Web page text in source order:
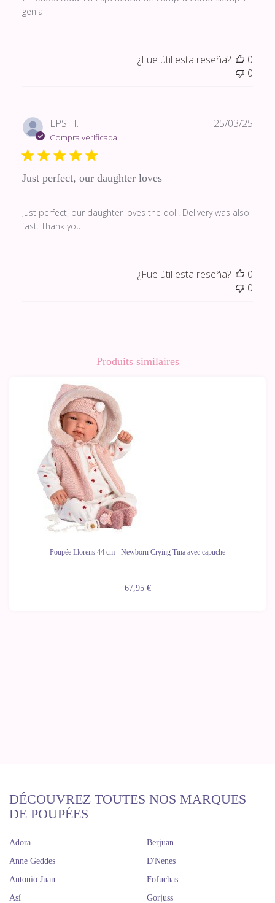
genial
¿Fue útil esta reseña?
0
0
EPS H.
Compra verificada
Just perfect, our daughter loves
Just perfect, our daughter loves the doll. Delivery was also
fast. Thank you.
25/03/25
¿Fue útil esta reseña?
0
0
Produits similaires
Poupée Llorens 44 cm - Newborn Crying Tina avec capuche
67,95 €
DÉCOUVREZ TOUTES NOS MARQUES
DE POUPÉES
Adora
Anne Geddes
Antonio Juan
Así
Berjuan
D'Nenes
Fofuchas
Gorjuss